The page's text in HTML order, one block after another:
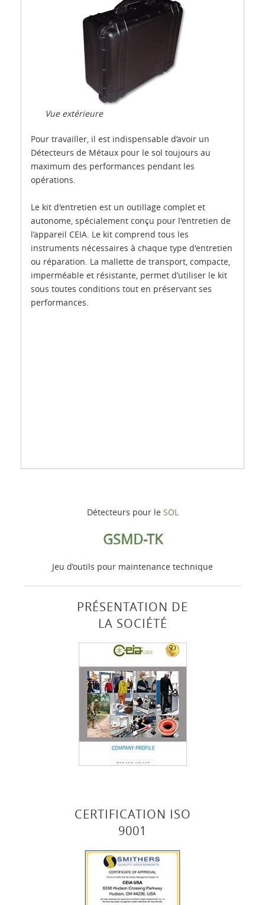
Détecteurs pour le SOL
GSMD-TK
Jeu d’outils pour maintenance technique
PRÉSENTATION DE
LA SOCIÉTÉ
CERTIFICATION ISO
9001
Vue extérieure
Pour travailler, il est indispensable d’avoir un
Détecteurs de Métaux pour le sol toujours au
maximum des performances pendant les
opérations.
Le kit d'entretien est un outillage complet et
autonome, spécialement conçu pour l'entretien de
l’appareil CEIA. Le kit comprend tous les
instruments nécessaires à chaque type d'entretien
ou réparation. La mallette de transport, compacte,
imperméable et résistante, permet d’utiliser le kit
sous toutes conditions tout en préservant ses
performances.